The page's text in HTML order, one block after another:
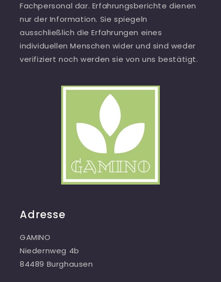
Fachpersonal dar. Erfahrungsberichte dienen
nur der Information. Sie spiegeln
ausschließlich die Erfahrungen eines
individuellen Menschen wider und sind weder
verifiziert noch werden sie von uns bestätigt.
Adresse
GAMINO
Niedernweg 4b
84489 Burghausen